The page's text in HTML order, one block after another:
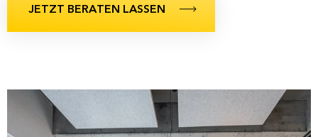
JETZT BERATEN LASSEN